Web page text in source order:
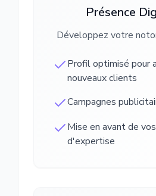
Présence
Développez votre
Profil optimisé pour
nouveaux clients
Campagnes
Mise en avant de
d'expertise